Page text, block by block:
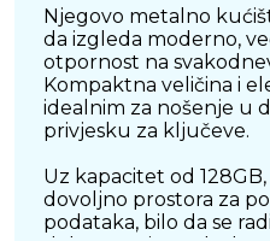
Njegovo metalno
da izgleda moderno,
otpornost na
Kompaktna veličina i
idealnim za nošenje u
privjesku za ključeve.
Uz kapacitet od
dovoljno prostora za
podataka, bilo da se